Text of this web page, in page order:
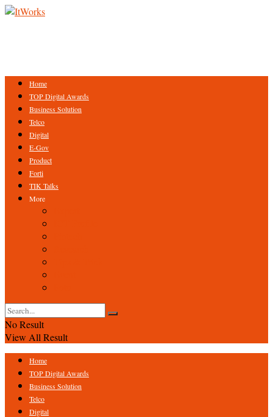
Home
TOP Digital Awards
Business Solution
Telco
Digital
E-Gov
Product
Forti
TIK Talks
More
No Result
View All Result
Home
TOP Digital Awards
Business Solution
Telco
Digital